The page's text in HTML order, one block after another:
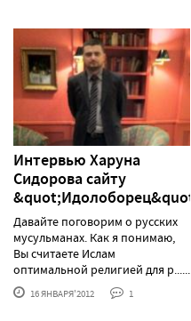
Интервью Харуна
Сидорова сайту
&quot;Идолоборец&quot;
Давайте поговорим о русских
мусульманах. Как я понимаю,
Вы считаете Ислам
оптимальной религией для р......
16 ЯНВАРЯ'2012 1